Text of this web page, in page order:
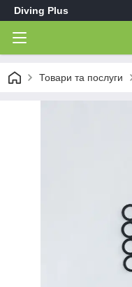
Diving Plus
Товари та послуги